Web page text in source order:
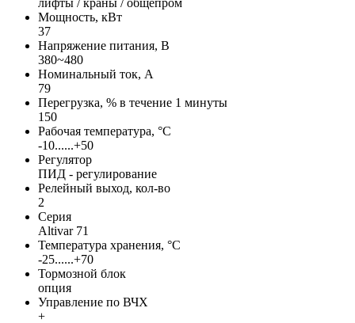
лифты / краны / общепром
Мощность, кВт
37
Напряжение питания, В
380~480
Номинальный ток, А
79
Перегрузка, % в течение 1 минуты
150
Рабочая температура, °С
-10......+50
Регулятор
ПИД - регулирование
Релейный выход, кол-во
2
Серия
Altivar 71
Температура хранения, °С
-25......+70
Тормозной блок
опция
Управление по ВЧХ
+